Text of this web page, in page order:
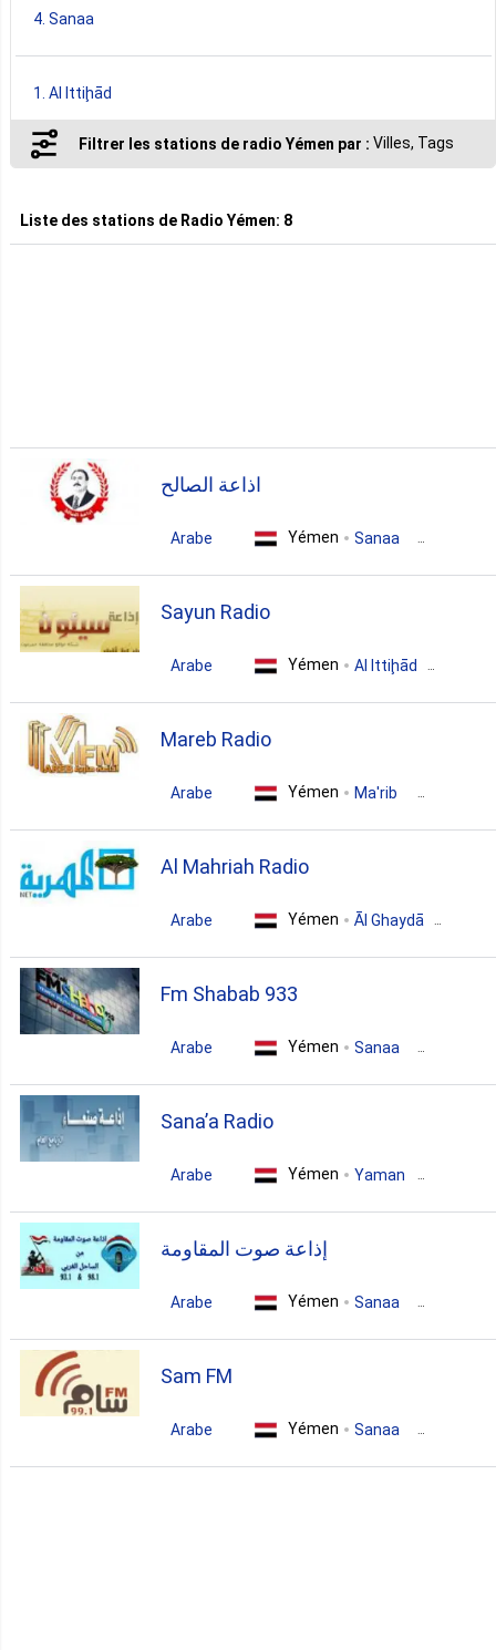
4. Sanaa
1. Al Ittiḩād
1. Ma Rib
1. Yaman
Filtrer les stations de radio Yémen par : Villes, Tags
Liste des stations de Radio Yémen: 8
اذاعة الصالح
Arabe Yémen Sanaa
Sayun Radio
Arabe Yémen Al Ittiḩād
Mareb Radio
Arabe Yémen Ma'rib
Al Mahriah Radio
Arabe Yémen Āl Ghaydā
Fm Shabab 933
Arabe Yémen Sanaa
Sana’a Radio
Arabe Yémen Yaman
إذاعة صوت المقاومة
Arabe Yémen Sanaa
Sam FM
Arabe Yémen Sanaa